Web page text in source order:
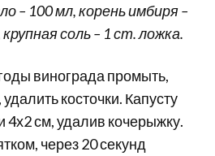
– 100 мл, корень имбиря –
соль – 1 ст. ложка.
винограда промыть,
косточки. Капусту
4х2 см, удалив кочерыжку.
через 20 секунд